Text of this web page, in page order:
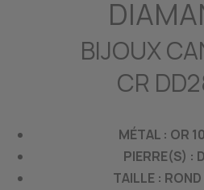
BIJOUX
CR
MÉTAL : OR
PIERRE(S) :
TAILLE :